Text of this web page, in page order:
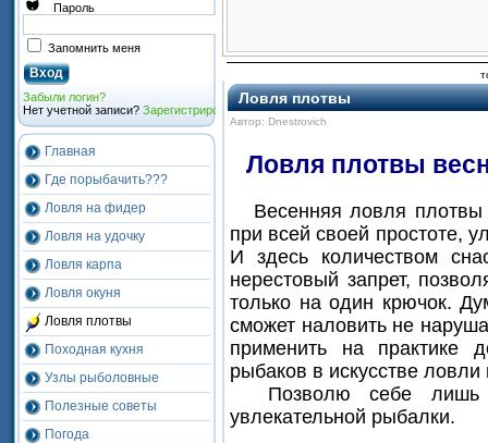
Пароль
Запомнить меня
Забыли логин?
Нет учетной записи? Зарегистрироваться
Главная
Где порыбачить???
Ловля на фидер
Ловля на удочку
Ловля карпа
Ловля окуня
Ловля плотвы
Походная кухня
Узлы рыболовные
Полезные советы
Погода
Ловля плотвы
Автор: Dnestrovich
Ловля плотвы
Весенняя ловля плотвы
при всей своей простоте,
И здесь количеством
нерестовый запрет,
только на один крючок.
сможет наловить не
применить на практике
рыбаков в искусстве
Позволю себе лишь
увлекательной рыбалки.